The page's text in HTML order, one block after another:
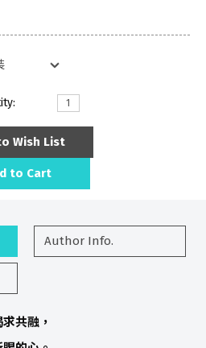
Wish List
to Cart
Author Info.
共融，